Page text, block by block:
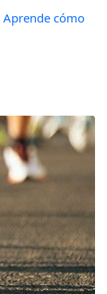
Aprende cómo